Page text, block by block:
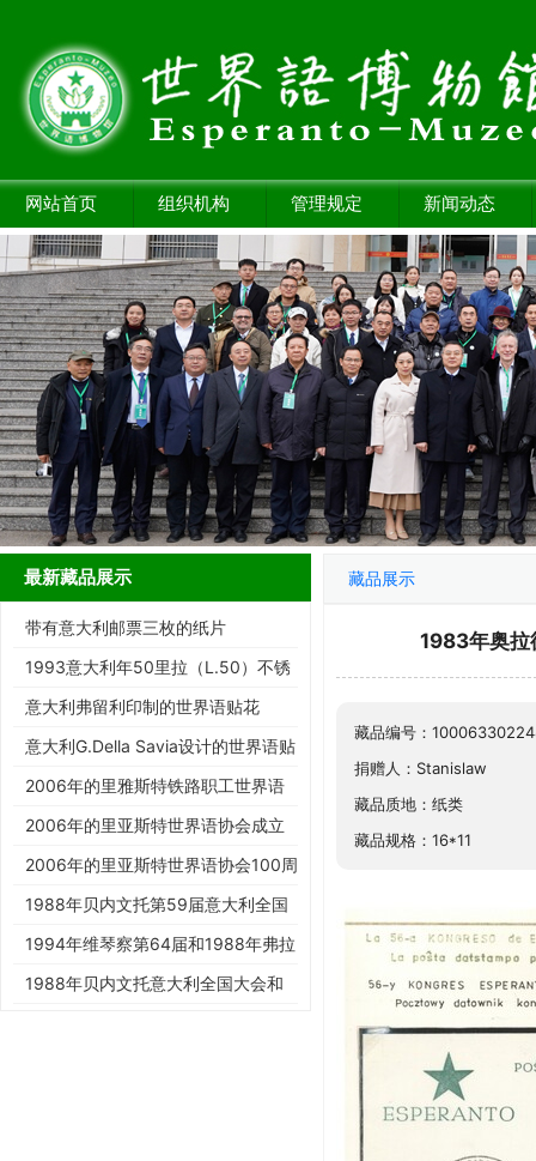
网站首页 组织机构 管理规定 新闻动态
最新藏品展示
带有意大利邮票三枚的纸片
1993意大利年50里拉（L.50）不锈
钢流通硬币
意大利弗留利印制的世界语贴花
意大利G.Della Savia设计的世界语贴
花
2006年的里雅斯特铁路职工世界语
小组成立25周年纪念明信片
2006年的里亚斯特世界语协会成立
100周年明信片
2006年的里亚斯特世界语协会100周
年纪念明信片
1988年贝内文托第59届意大利全国
世界语大会实寄明信片
1994年维琴察第64届和1988年弗拉
斯卡蒂第76届世界语大会展片
1988年贝内文托意大利全国大会和
藏品展示
1983年奥拉
藏品编号：
捐赠人：Stanislaw
藏品质地：纸类
藏品规格：16*11